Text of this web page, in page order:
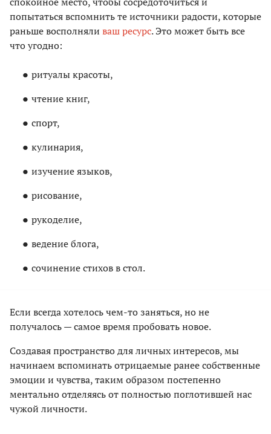
попытаться вспомнить те источники радости, которые
раньше восполняли ваш ресурс. Это может быть все
что угодно:
ритуалы красоты,
чтение книг,
спорт,
кулинария,
изучение языков,
рисование,
рукоделие,
ведение блога,
сочинение стихов в стол.
Если всегда хотелось чем-то заняться, но не
получалось — самое время пробовать новое.
Создавая пространство для личных интересов, мы
начинаем вспоминать отрицаемые ранее собственные
эмоции и чувства, таким образом постепенно
ментально отделяясь от полностью поглотившей нас
чужой личности.